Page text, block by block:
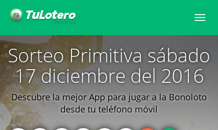
Toggle
Sorteo Primitiva sábado
17 diciembre del 2016
Descubre la mejor App para jugar a la Bonoloto
desde tu teléfono móvil